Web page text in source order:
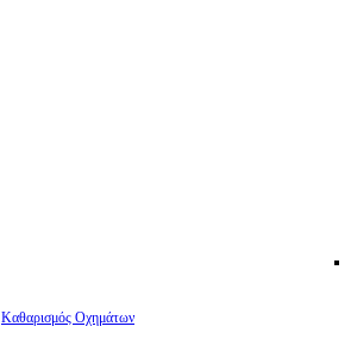
Καθαρισμός Οχημάτων